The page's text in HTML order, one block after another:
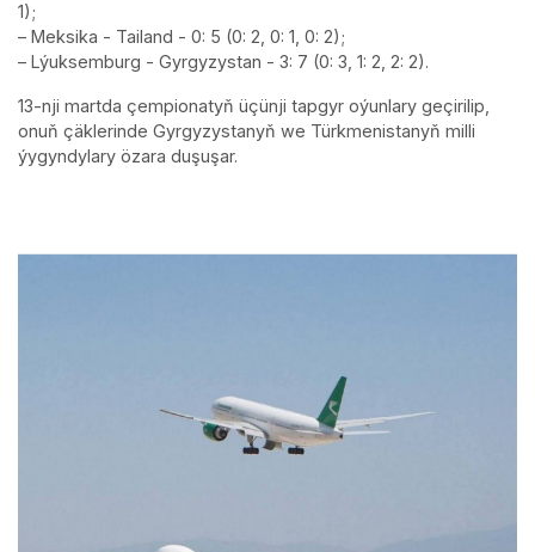
1);
– Meksika - Tailand - 0: 5 (0: 2, 0: 1, 0: 2);
– Lýuksemburg - Gyrgyzystan - 3: 7 (0: 3, 1: 2, 2: 2).
13-nji martda çempionatyň üçünji tapgyr oýunlary geçirilip,
onuň çäklerinde Gyrgyzystanyň we Türkmenistanyň milli
ýygyndylary özara duşuşar.